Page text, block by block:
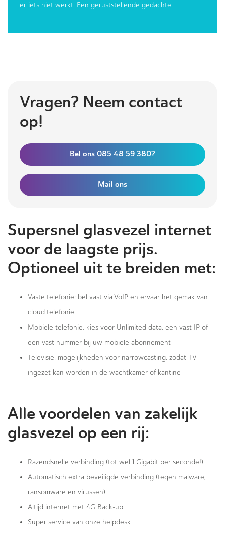
er iets niet werkt. Een geruststellende gedachte.
Vragen? Neem contact
op!
Bel ons 085 48 59 380?
Mail ons
Supersnel glasvezel internet
voor de laagste prijs.
Optioneel uit te breiden met:
Vaste telefonie: bel vast via VoIP en ervaar het gemak van
cloud telefonie
Mobiele telefonie: kies voor Unlimited data, een vast IP of
een vast nummer bij uw mobiele abonnement
Televisie: mogelijkheden voor narrowcasting, zodat TV
ingezet kan worden in de wachtkamer of kantine
Alle voordelen van zakelijk
glasvezel op een rij:
Razendsnelle verbinding (tot wel 1 Gigabit per seconde!)
Automatisch extra beveiligde verbinding (tegen malware,
ransomware en virussen)
Altijd internet met 4G Back-up
Super service van onze helpdesk